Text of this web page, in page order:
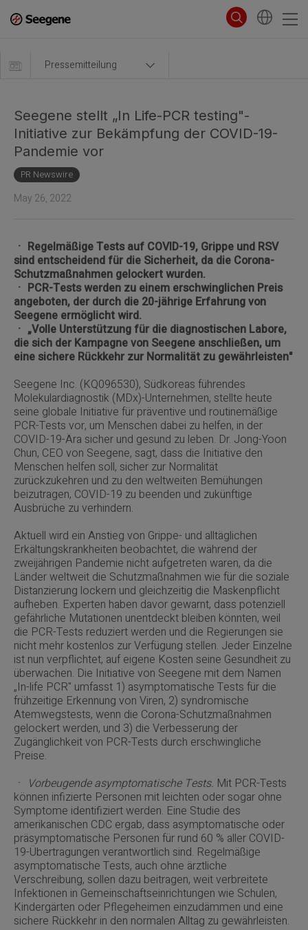
Pressemitteilung
Seegene stellt „In Life-PCR testing"-
Initiative zur Bekämpfung der COVID-19-
Pandemie vor
PR Newswire
May 26, 2022
ㆍ Regelmäßige Tests auf COVID-19, Grippe und RSV
sind entscheidend für die Sicherheit, da die Corona-
Schutzmaßnahmen gelockert wurden.
ㆍ PCR-Tests werden zu einem erschwinglichen Preis
angeboten, der durch die 20-jährige Erfahrung von
Seegene ermöglicht wird.
ㆍ „Volle Unterstützung für die diagnostischen Labore,
die sich der Kampagne von Seegene anschließen, um
eine sichere Rückkehr zur Normalität zu gewährleisten"
Seegene Inc. (KQ096530), Südkoreas führendes
Molekulardiagnostik (MDx)-Unternehmen, stellte heute
seine globale Initiative für präventive und routinemäßige
PCR-Tests vor, um Menschen dabei zu helfen, in der
COVID-19-Ära sicher und gesund zu leben. Dr. Jong-Yoon
Chun, CEO von Seegene, sagt, dass die Initiative den
Menschen helfen soll, sicher zur Normalität
zurückzukehren und zu den weltweiten Bemühungen
beizutragen, COVID-19 zu beenden und zukünftige
Ausbrüche zu verhindern.
Aktuell wird ein Anstieg von Grippe- und alltäglichen
Erkältungskrankheiten beobachtet, die während der
zweijährigen Pandemie nicht aufgetreten waren, da die
Länder weltweit die Schutzmaßnahmen wie für die soziale
Distanzierung lockern und gleichzeitig die Maskenpflicht
aufheben. Experten haben davor gewarnt, dass potenziell
gefährliche Mutationen unentdeckt bleiben könnten, weil
die PCR-Tests reduziert werden und die Regierungen sie
nicht mehr kostenlos zur Verfügung stellen. Jeder Einzelne
ist nun verpflichtet, auf eigene Kosten seine Gesundheit zu
überwachen. Die Initiative von Seegene mit dem Namen
„In-life PCR" umfasst 1) asymptomatische Tests für die
frühzeitige Erkennung von Viren, 2) syndromische
Atemwegstests, wenn die Corona-Schutzmaßnahmen
gelockert werden, und 3) die Verbesserung der
Zugänglichkeit von PCR-Tests durch erschwingliche
Preise.
ㆍ Vorbeugende asymptomatische Tests. Mit PCR-Tests
können infizierte Personen mit leichten oder sogar ohne
Symptome identifiziert werden. Eine Studie des
amerikanischen CDC ergab, dass asymptomatische oder
präsymptomatische Personen für rund 60 % aller COVID-
19-Übertragungen verantwortlich sind. Regelmäßige
asymptomatische Tests, auch ohne ärztliche
Verschreibung, sollen dazu beitragen, weit verbreitete
Infektionen in Gemeinschaftseinrichtungen wie Schulen,
Kindergärten oder Pflegeheimen einzudämmen und eine
sichere Rückkehr in den normalen Alltag zu gewährleisten.